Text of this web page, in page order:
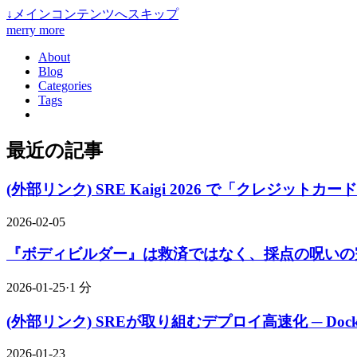
↓ メインコンテンツへスキップ
merry more
About
Blog
Categories
Tags
最近の記事
(外部リンク) SRE Kaigi 2026 で「クレジットカー
2026-02-05
『ボディビルダー』は救済ではなく、採点の呪い
2026-01-25·1 分
(外部リンク) SREが取り組むデプロイ高速化 ─
2026-01-23